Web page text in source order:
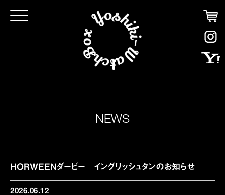
Click
NEWS
HORWEENダービー イングリッシュタンのお知らせ
2026.06.12